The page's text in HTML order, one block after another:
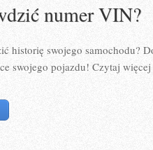
numer VIN?
historię swojego samochodu?
swojego pojazdu! Czytaj